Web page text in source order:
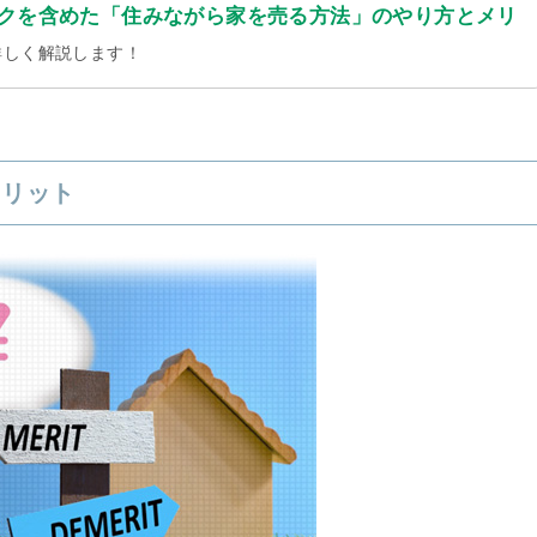
を含めた「住みながら家を売る方法」のやり方とメリ
く解説します！
ット